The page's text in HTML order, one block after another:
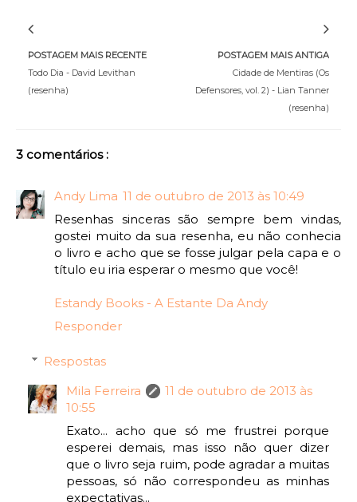
POSTAGEM MAIS RECENTE
Todo Dia - David Levithan
(resenha)
POSTAGEM MAIS ANTIGA
Cidade de Mentiras (Os
Defensores, vol. 2) - Lian Tanner
(resenha)
3 comentários :
Andy Lima 11 de outubro de 2013 às 10:49
Resenhas sinceras são sempre bem vindas,
gostei muito da sua resenha, eu não conhecia
o livro e acho que se fosse julgar pela capa e o
título eu iria esperar o mesmo que você!
Estandy Books - A Estante Da Andy
Responder
Respostas
Mila Ferreira
11 de outubro de 2013 às
10:55
Exato... acho que só me frustrei porque
esperei demais, mas isso não quer dizer
que o livro seja ruim, pode agradar a muitas
pessoas, só não correspondeu as minhas
expectativas...